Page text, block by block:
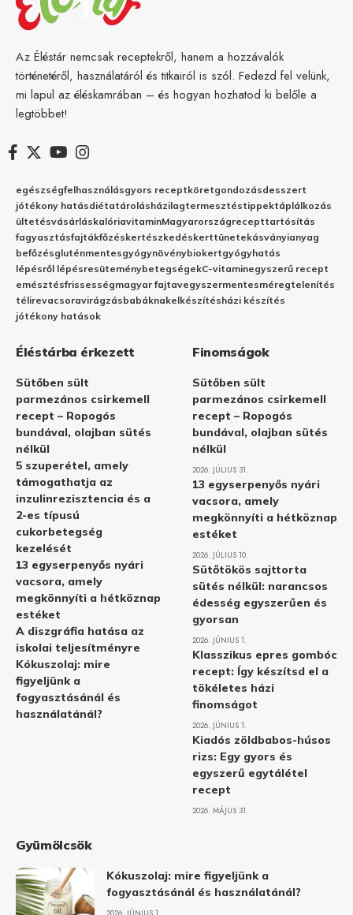
Az Éléstár nemcsak receptekről, hanem a hozzávalók
történetéről, használatáról és titkairól is szól. Fedezd fel velünk,
mi lapul az éléskamrában – és hogyan hozhatod ki belőle a
legtöbbet!
egészségfelhasználásgyors receptköretgondozásdesszert
jótékony hatásdiétatárolásházilagtermesztéstippektáplálkozás
ültetésvásárláskalóriavitaminMagyarországrecepttartósítás
fagyasztásfajtákfőzéskertészkedéskerttünetekásványianyag
befőzésgluténmentesgyógynövénybiokertgyógyhatás
lépésről lépésresüteménybetegségekC-vitaminegyszerű recept
emésztésfrissességmagyar fajtavegyszermentesméregtelenítés
télirevacsoravirágzásbabáknakelkészítésházi készítés
jótékony hatások
Éléstárba érkezett
Sütőben sült
parmezános csirkemell
recept – Ropogós
bundával, olajban sütés
nélkül
5 szuperétel, amely
támogathatja az
inzulinrezisztencia és a
2-es típusú
cukorbetegség
kezelését
13 egyserpenyős nyári
vacsora, amely
megkönnyíti a hétköznap
estéket
A diszgráfia hatása az
iskolai teljesítményre
Kókuszolaj: mire
figyeljünk a
fogyasztásánál és
használatánál?
Finomságok
Sütőben sült
parmezános csirkemell
recept – Ropogós
bundával, olajban sütés
nélkül
2026. JÚLIUS 31.
13 egyserpenyős nyári
vacsora, amely
megkönnyíti a hétköznap
estéket
2026. JÚLIUS 10.
Sütőtökös sajttorta
sütés nélkül: narancsos
édesség egyszerűen és
gyorsan
2026. JÚNIUS 1.
Klasszikus epres gombóc
recept: Így készítsd el a
tökéletes házi
finomságot
2026. JÚNIUS 1.
Kiadós zöldbabos-húsos
rizs: Egy gyors és
egyszerű egytálétel
recept
2026. MÁJUS 31.
Gyümölcsök
Kókuszolaj: mire figyeljünk a
fogyasztásánál és használatánál?